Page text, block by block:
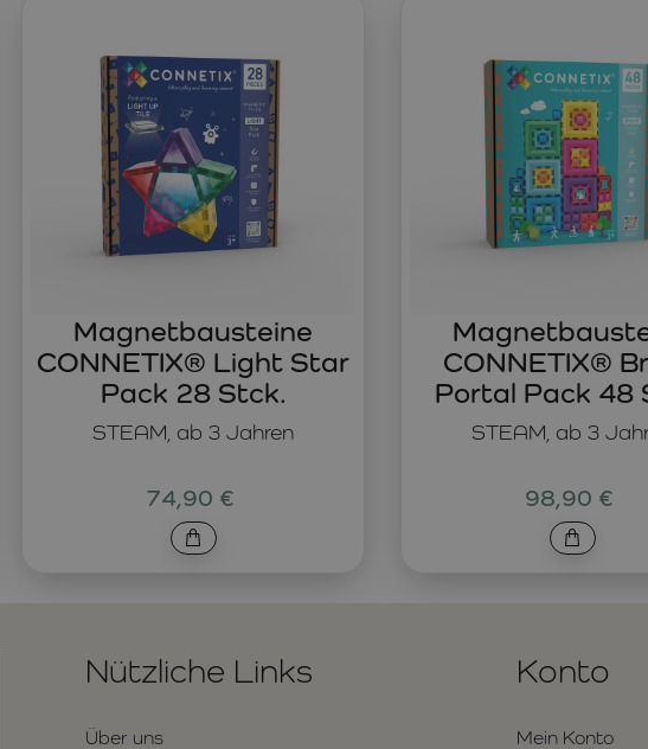
STEAM, ab 3 Jahren
Magnetbausteine
CONNETIX® Light Star
Pack 28 Stck.
74,90 €
STEAM, ab 3
CONNETIX®
Portal Pack 48
98,90 €
Nützliche Links
Über uns
Konto
Mein Konto